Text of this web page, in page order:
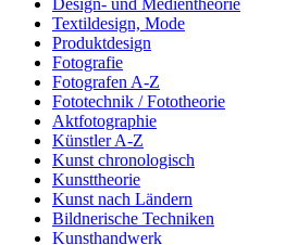
Textildesign, Mode
Produktdesign
Fotografie
Fotografen A-Z
Fototechnik / Fototheorie
Aktfotographie
Künstler A-Z
Kunst chronologisch
Kunsttheorie
Kunst nach Ländern
Bildnerische Techniken
Kunsthandwerk